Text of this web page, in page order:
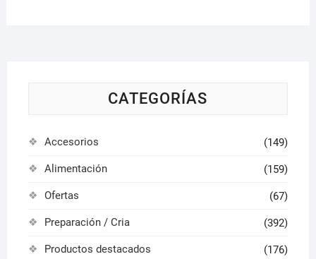
de
CATEGORÍAS
Accesorios (149)
Alimentación (159)
Ofertas (67)
Preparación / Cria (392)
Productos destacados (176)